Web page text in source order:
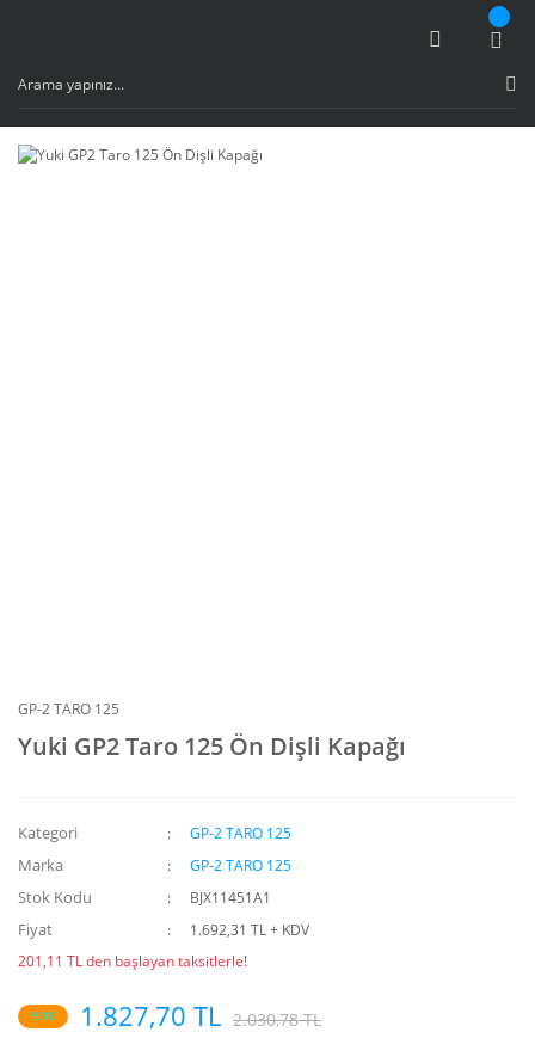
GP-2 TARO 125
Yuki GP2 Taro 125 Ön Dişli Kapağı
Kategori GP-2 TARO 125
Marka GP-2 TARO 125
Stok Kodu BJX11451A1
Fiyat
1.692,31 TL + KDV
201,11 TL den başlayan taksitlerle!
%10 1.827,70 TL 2.030,78 TL